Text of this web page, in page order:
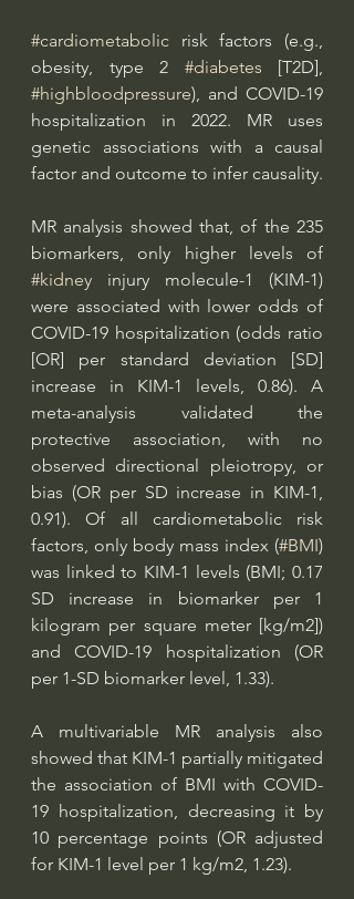
#cardiometabolic risk factors (e.g.,
obesity, type 2 #diabetes
#highbloodpressure), and COVID-19
hospitalization in 2022. MR uses
genetic associations with a causal
factor and outcome to infer causality.
MR analysis showed that, of the 235
#kidney injury molecule-1 (KIM-1)
were associated with lower odds of
COVID-19 hospitalization (odds ratio
[OR] per standard deviation [SD]
increase in KIM-1 levels, 0.86). A
meta-analysis validated the
protective association, with no
observed directional pleiotropy, or
bias (OR per SD increase in KIM-1,
0.91). Of all cardiometabolic risk
factors, only body mass index (#BMI)
was linked to KIM-1 levels (BMI; 0.17
SD increase in biomarker per 1
kilogram per square meter [kg/m2])
and COVID-19 hospitalization (OR
per 1-SD biomarker level, 1.33).
A multivariable MR analysis also
showed that KIM-1 partially mitigated
the association of BMI with COVID-
19 hospitalization, decreasing it by
10 percentage points (OR adjusted
for KIM-1 level per 1 kg/m2, 1.23).